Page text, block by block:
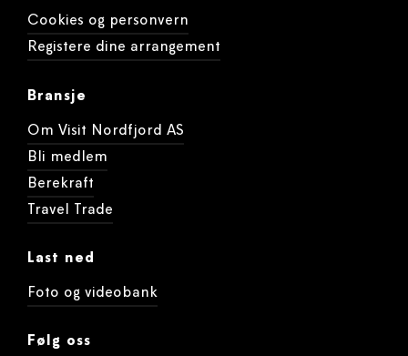
Cookies og personvern
Registere dine arrangement
Bransje
Om Visit Nordfjord AS
Bli medlem
Berekraft
Travel Trade
Last ned
Foto og videobank
Følg oss